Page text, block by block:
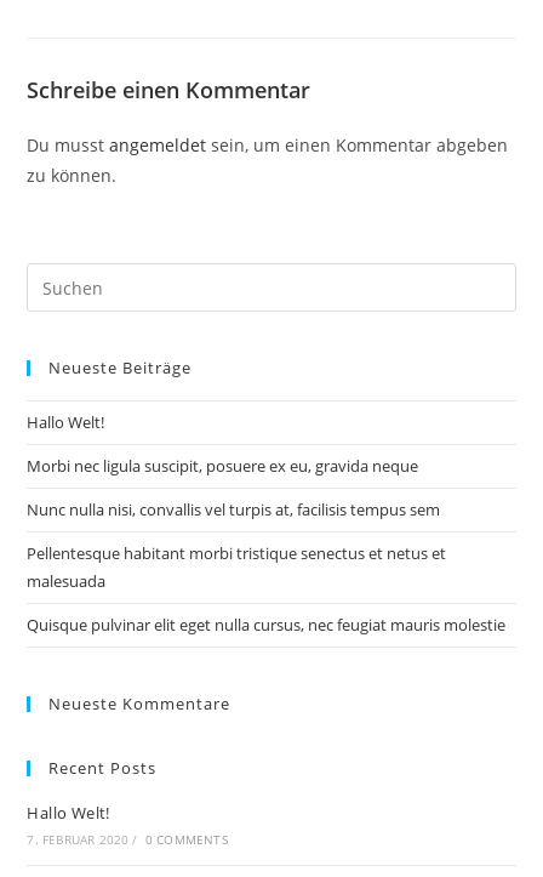
Schreibe einen Kommentar
Du musstangemeldet sein, um einen Kommentar abgeben
zu können.
Neueste Beiträge
Hallo Welt!
Morbi nec ligula suscipit, posuere ex eu, gravida neque
Nunc nulla nisi, convallis vel turpis at, facilisis tempus sem
Pellentesque habitant morbi tristique senectus et netus et
malesuada
Quisque pulvinar elit eget nulla cursus, nec feugiat mauris molestie
Neueste Kommentare
Recent Posts
Hallo Welt!
7. FEBRUAR 2020 / 0 COMMENTS